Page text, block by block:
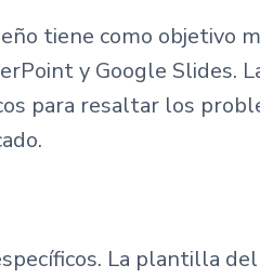
tiene como objetivo
y Google Slides.
para resaltar los
La plantilla